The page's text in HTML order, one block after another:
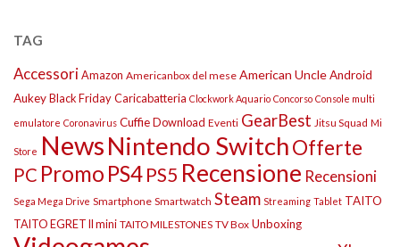
TAG
AccessoriAmazon Americanbox del mese American UncleAndroid
AukeyBlack FridayCaricabatteria Clockwork Aquario Concorso Console multi
emulatore Coronavirus CuffieDownload Eventi GearBest Jitsu Squad Mi
Store NewsNintendo SwitchOfferte
PC Promo PS4PS5 Recensione Recensioni
Sega Mega Drive Smartphone Smartwatch Steam Streaming Tablet TAITO
TAITO EGRET II mini TAITO MILESTONES TV Box Unboxing